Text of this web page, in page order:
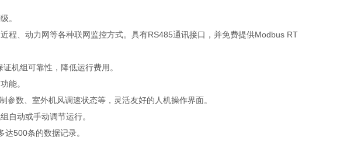
。
程、动力网等各种联网监控方式。具有RS485通讯接口，并免费提供Modbus RT
机组可靠性，降低运行费用。
能。
数、室外机风调速状态等，灵活友好的人机操作界面。
自动或手动调节运行。
500条的数据记录。